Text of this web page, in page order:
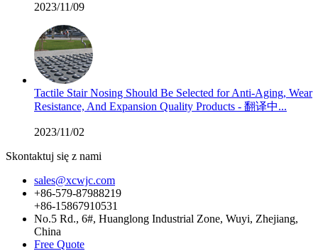
2023/11/09
Tactile Stair Nosing Should Be Selected for Anti-Aging, Wear
Resistance, And Expansion Quality Products - 翻译中...
2023/11/02
Skontaktuj się z nami
sales@xcwjc.com
+86-579-87988219
+86-15867910531
No.5 Rd., 6#, Huanglong Industrial Zone, Wuyi, Zhejiang,
China
Free Quote